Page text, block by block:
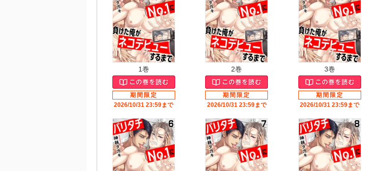
1巻
2026/10/31 23:59まで
2巻
2026/10/31 23:59まで
3巻
2026/10/31 23:59まで